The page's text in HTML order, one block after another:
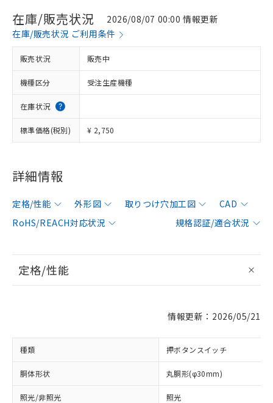
在庫/販売状況
2026/08/07 00:00 情報更新
在庫/販売状況 ご利用条件
販売状況 販売中
機種区分 受注生産機種
在庫状況
標準価格(税別) ¥ 2,750
詳細情報
定格/性能 外形図 取りつけ穴加工図
CAD
RoHS/REACH対応状況
規格認証/適合状況
定格/性能
情報更新：2026/05/21
種類 押ボタンスイッチ
胴体形状 丸胴形(φ30mm)
照光/非照光 照光